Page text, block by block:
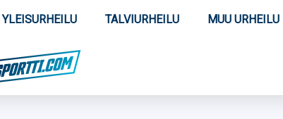
YLEISURHEILU TALVIURHEILU MUU URHEILU